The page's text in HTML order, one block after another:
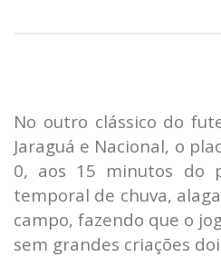
No outro clássico do
Jaraguá e Nacional, o
0, aos 15 minutos do
temporal de chuva,
campo, fazendo que o
sem grandes criações